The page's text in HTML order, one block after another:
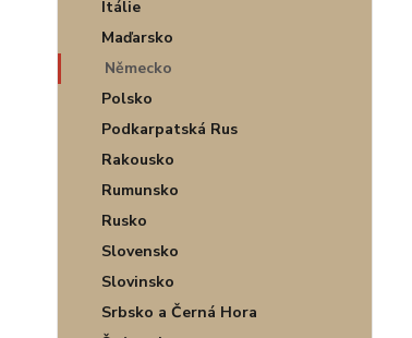
Itálie
Maďarsko
Německo
Polsko
Podkarpatská Rus
Rakousko
Rumunsko
Rusko
Slovensko
Slovinsko
Srbsko a Černá Hora